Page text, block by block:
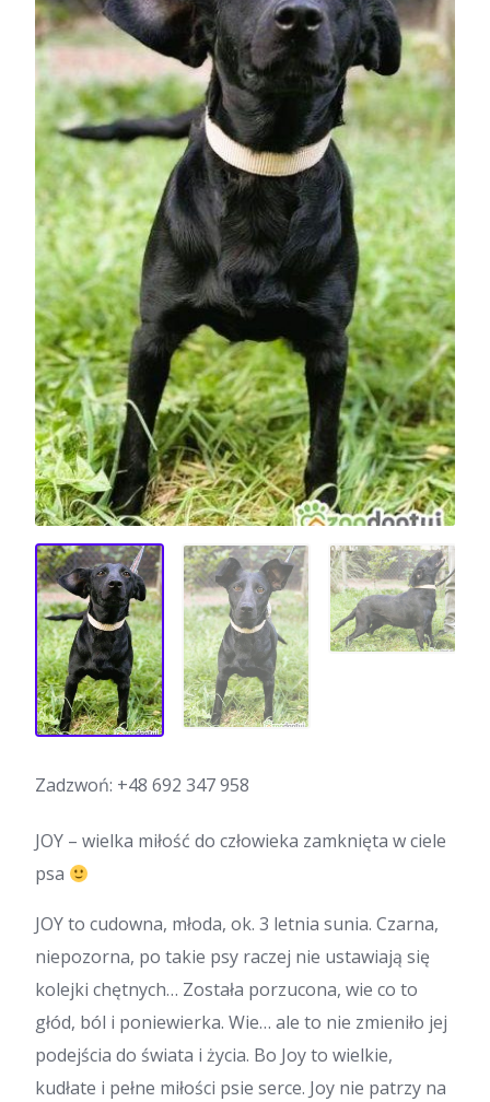
Zadzwoń: +48 692 347 958
JOY – wielka miłość do człowieka zamknięta w ciele
psa
JOY to cudowna, młoda, ok. 3 letnia sunia. Czarna,
niepozorna, po takie psy raczej nie ustawiają się
kolejki chętnych… Została porzucona, wie co to
głód, ból i poniewierka. Wie… ale to nie zmieniło jej
podejścia do świata i życia. Bo Joy to wielkie,
kudłate i pełne miłości psie serce. Joy nie patrzy na